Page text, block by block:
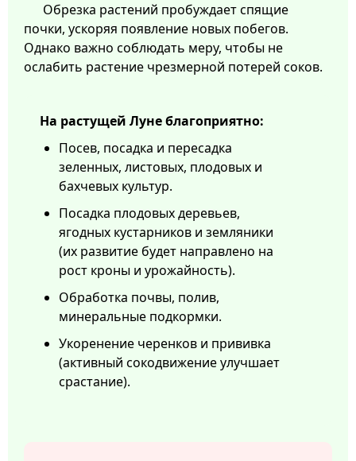
Обрезка растений пробуждает спящие
почки, ускоряя появление новых побегов.
Однако важно соблюдать меру, чтобы не
ослабить растение чрезмерной потерей соков.
На растущей Луне благоприятно:
Посев, посадка и пересадка
зеленных, листовых, плодовых и
бахчевых культур.
Посадка плодовых деревьев,
ягодных кустарников и земляники
(их развитие будет направлено на
рост кроны и урожайность).
Обработка почвы, полив,
минеральные подкормки.
Укоренение черенков и прививка
(активный сокодвижение улучшает
срастание).